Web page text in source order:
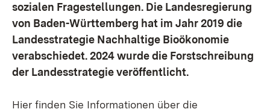
sozialen Fragestellungen. Die Landesregierung
von Baden-Württemberg hat im Jahr 2019 die
Landesstrategie Nachhaltige Bioökonomie
verabschiedet. 2024 wurde die Forstschreibung
der Landesstrategie veröffentlicht.
Hier finden Sie Informationen über die